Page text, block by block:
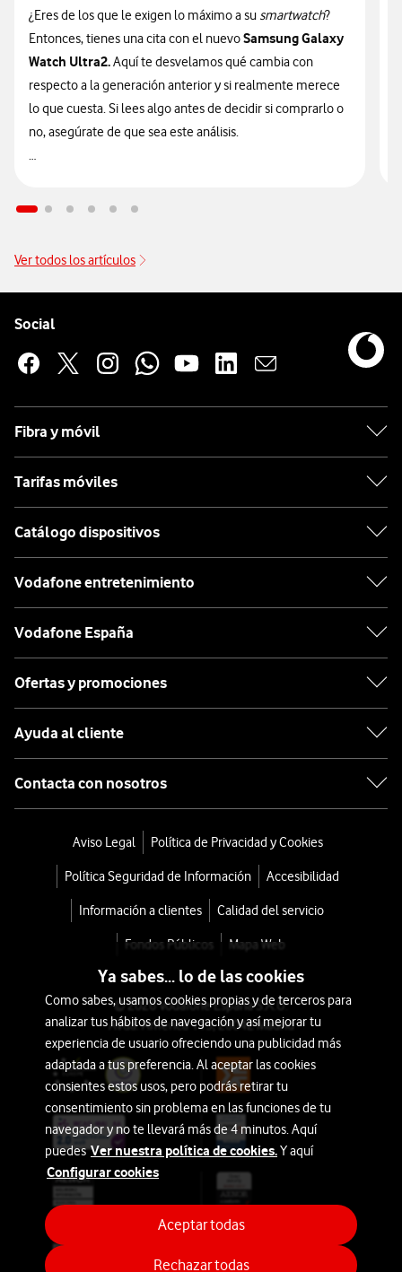
¿Eres de los que le exigen lo máximo a su smartwatch?
Entonces, tienes una cita con el nuevoSamsung Galaxy
Watch Ultra2.Aquí te desvelamos qué cambia con
respecto a la generación anterior y si realmente merece
lo que cuesta. Si lees algo antes de decidir si comprarlo o
no, asegúrate de que sea este análisis.
Galaxy Watch Ultra2 financiado
Ver todos los artículos
Social
Fibra y móvil
Tarifas móviles
Catálogo dispositivos
Vodafone entretenimiento
Vodafone España
Ofertas y promociones
Ayuda al cliente
Contacta con nosotros
Aviso Legal Política de Privacidad y Cookies
Política Seguridad de Información Accesibilidad
Información a clientes Calidad del servicio
Fondos Públicos Mapa Web
© 2026 Vodafone España S.A.U.
Avda. América 115, 28042 Madrid
Ya sabes... lo de las cookies
Como sabes, usamos cookies propias y de terceros para
analizar tus hábitos de navegación y así mejorar tu
experiencia de usuario ofreciendo una publicidad más
adaptada a tus preferencia. Al aceptar las cookies
consientes estos usos, pero podrás retirar tu
consentimiento sin problema en las funciones de tu
navegador y no te llevará más de 4 minutos. Aquí
puedesVer nuestra política de cookies.Y aquí
Configurar cookies
Rechazar todas
Aceptar todas